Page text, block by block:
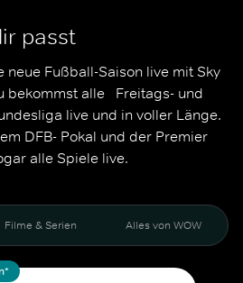
passt
neue Fußball-Saison live mit Sky
bekommst alle   Freitags- und
live und in voller Länge.
DFB- Pokal und der Premier
alle Spiele live.
Filme & Serien Alles von WOW